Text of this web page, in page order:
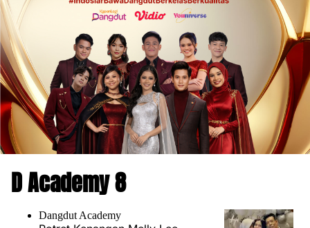
D Academy 8
Dangdut Academy